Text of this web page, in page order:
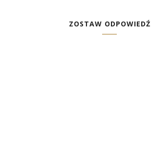
ZOSTAW ODPOWIEDŹ